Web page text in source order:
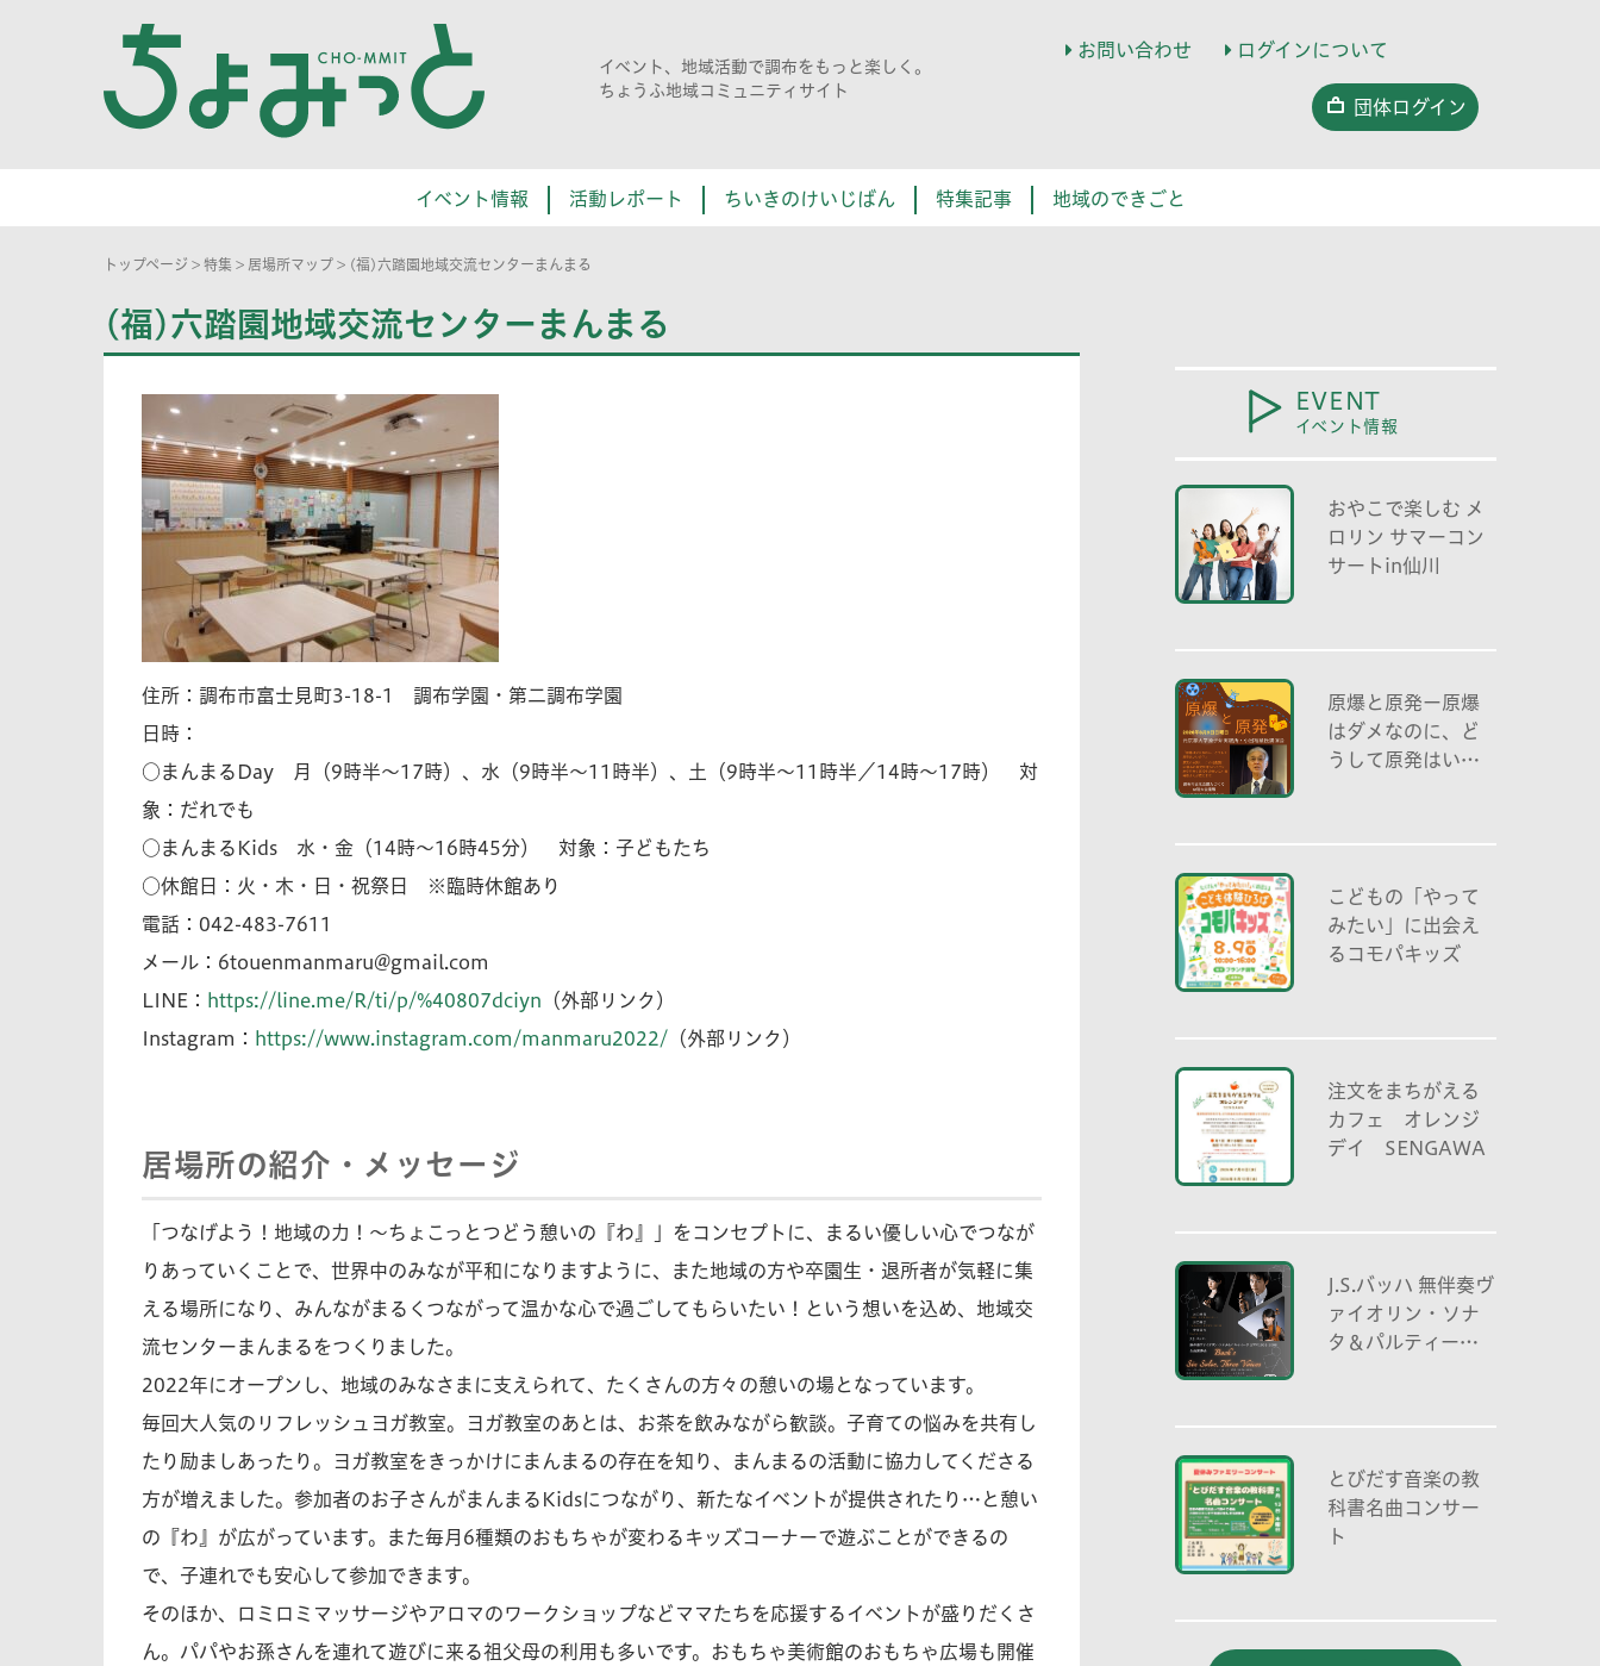
イベント、地域活動で調布をもっと楽しく。
ちょうふ地域コミュニティサイト
お問い合わせ ログインについて
団体ログイン
イベント情報 活動レポート ちいきのけいじばん 特集記事 地域のできごと
トップページ > 特集 > 居場所マップ > (福)六踏園地域交流センターまんまる
(福)六踏園地域交流センターまんまる
住所：調布市富士見町3-18-1 調布学園・第二調布学園
日時：
○まんまるDay 月（9時半～17時）、水（9時半～11時半）、土（9時半～11時半／14時～17時） 対
象：だれでも
○まんまるKids 水・金（14時～16時45分） 対象：子どもたち
○休館日：火・木・日・祝祭日 ※臨時休館あり
電話：042-483-7611
メール： 6touenmanmaru@gmail.com
LINE： https://line.me/R/ti/p/%40807dciyn （外部リンク）
Instagram： https://www.instagram.com/manmaru2022/ （外部リンク）
居場所の紹介・メッセージ
「つなげよう！地域の力！～ちょこっとつどう憩いの『わ』」をコンセプトに、まるい優しい心でつなが
りあっていくことで、世界中のみなが平和になりますように、また地域の方や卒園生・退所者が気軽に集
える場所になり、みんながまるくつながって温かな心で過ごしてもらいたい！という想いを込め、地域交
流センターまんまるをつくりました。
2022年にオープンし、地域のみなさまに支えられて、たくさんの方々の憩いの場となっています。
毎回大人気のリフレッシュヨガ教室。ヨガ教室のあとは、お茶を飲みながら歓談。子育ての悩みを共有し
たり励ましあったり。ヨガ教室をきっかけにまんまるの存在を知り、まんまるの活動に協力してくださる
方が増えました。参加者のお子さんがまんまるKidsにつながり、新たなイベントが提供されたり…と憩い
の『わ』が広がっています。また毎月6種類のおもちゃが変わるキッズコーナーで遊ぶことができるの
で、子連れでも安心して参加できます。
そのほか、ロミロミマッサージやアロマのワークショップなどママたちを応援するイベントが盛りだくさ
ん。パパやお孫さんを連れて遊びに来る祖父母の利用も多いです。おもちゃ美術館のおもちゃ広場も開催
EVENT
イベント情報
おやこで楽しむ メ
ロリン サマーコン
サートin仙川
原爆と原発ー原爆
はダメなのに、ど
うして原発はいい
こどもの「やって
みたい」に出会え
るコモパキッズ
注文をまちがえる
カフェ オレンジ
デイ SENGAWA
J.S.バッハ 無伴奏ヴ
ァイオリン・ソナ
タ＆パルティータ
とびだす音楽の教
科書名曲コンサー
ト